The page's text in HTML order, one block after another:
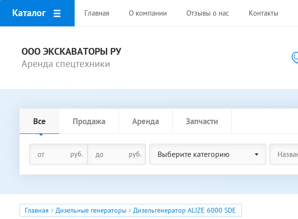
Каталог Главная О компании Отзывы о нас Контакты
ООО ЭКСКАВАТОРЫ РУ
Аренда спецтехники
Все Продажа Аренда Запчасти
руб. руб. Выберите категорию
Главная Дизельные генераторы Дизельгенератор ALIZE 6000 SDE